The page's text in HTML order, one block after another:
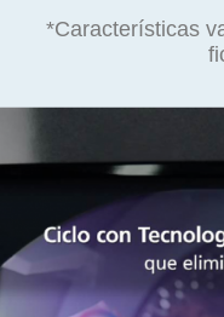
*Características